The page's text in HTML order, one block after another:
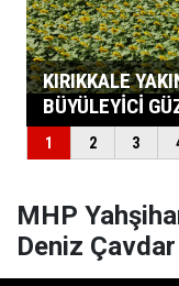
MHP
Deniz